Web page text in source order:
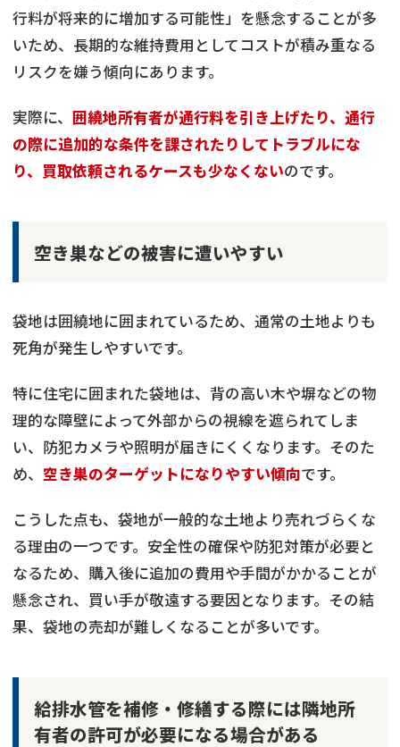
行料が将来的に増加する可能性」を懸念することが多
いため、長期的な維持費用としてコストが積み重なる
リスクを嫌う傾向にあります。
実際に、 囲繞地所有者が通行料を引き上げたり、通行
の際に追加的な条件を課されたりしてトラブルにな
り、買取依頼されるケースも少なくないのです。
空き巣などの被害に遭いやすい
袋地は囲繞地に囲まれているため、通常の土地よりも
死角が発生しやすいです。
特に住宅に囲まれた袋地は、背の高い木や塀などの物
理的な障壁によって外部からの視線を遮られてしま
い、防犯カメラや照明が届きにくくなります。そのた
め、 空き巣のターゲットになりやすい傾向です。
こうした点も、袋地が一般的な土地より売れづらくな
る理由の一つです。安全性の確保や防犯対策が必要と
なるため、購入後に追加の費用や手間がかかることが
懸念され、買い手が敬遠する要因となります。その結
果、袋地の売却が難しくなることが多いです。
給排水管を補修・修繕する際には隣地所
有者の許可が必要になる場合がある